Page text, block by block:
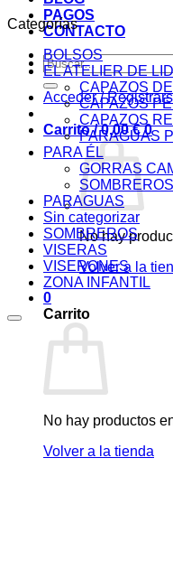
PAGOS
CONTACTO
Buscar
por:
Acceder /
Carrito /0,00€ 0
No hay
Volver a la
0
Carrito
No hay productos
Volver a la tienda
Categorías
BOLSOS
EL ATELIER DE
CAPAZOS
CAPAZOS
CAPAZOS
PARAGUAS
PARA ÉL
GORRAS
SOMBREROS
PARAGUAS
Sin categorizar
SOMBREROS
VISERAS
VISERONES
ZONA INFANTIL